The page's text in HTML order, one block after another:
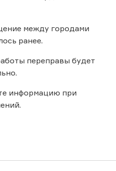
между городами
ранее.
переправы будет
информацию при